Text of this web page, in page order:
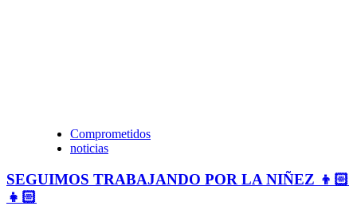
Comprometidos
noticias
SEGUIMOS TRABAJANDO POR LA NIÑEZ 👦🏻
👧🏻